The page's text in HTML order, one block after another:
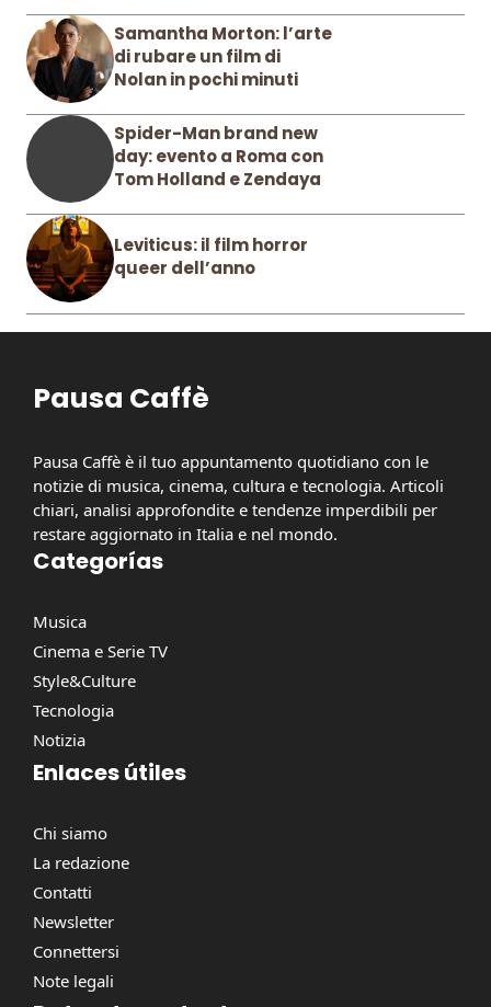
Samantha Morton: l’arte
di rubare un film di
Nolan in pochi minuti
Spider-Man brand new
day: evento a Roma con
Tom Holland e Zendaya
Leviticus: il film horror
queer dell’anno
Pausa Caffè
Pausa Caffè è il tuo appuntamento quotidiano con le
notizie di musica, cinema, cultura e tecnologia. Articoli
chiari, analisi approfondite e tendenze imperdibili per
restare aggiornato in Italia e nel mondo.
Categorías
Musica
Cinema e Serie TV
Style&Culture
Tecnologia
Notizia
Enlaces útiles
Chi siamo
La redazione
Contatti
Newsletter
Connettersi
Note legali